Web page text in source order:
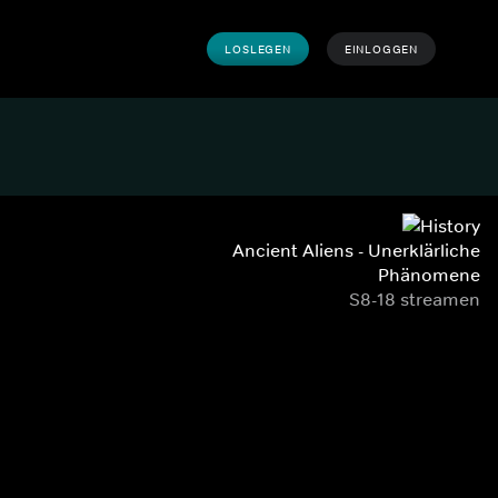
LOSLEGEN EINLOGGEN
Ancient Aliens - Unerklärliche
Phänomene
S8-18 streamen